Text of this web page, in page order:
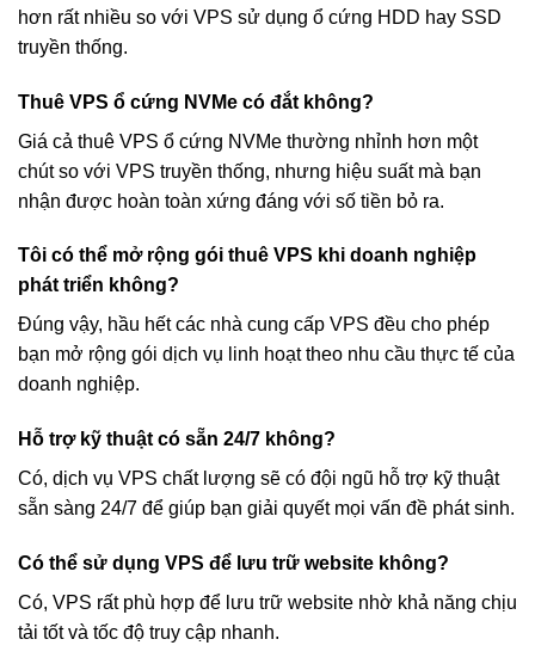
hơn rất nhiều so với VPS sử dụng ổ cứng HDD hay SSD
truyền thống.
Thuê VPS ổ cứng NVMe có đắt không?
Giá cả thuê VPS ổ cứng NVMe thường nhỉnh hơn một
chút so với VPS truyền thống, nhưng hiệu suất mà bạn
nhận được hoàn toàn xứng đáng với số tiền bỏ ra.
Tôi có thể mở rộng gói thuê VPS khi doanh nghiệp
phát triển không?
Đúng vậy, hầu hết các nhà cung cấp VPS đều cho phép
bạn mở rộng gói dịch vụ linh hoạt theo nhu cầu thực tế của
doanh nghiệp.
Hỗ trợ kỹ thuật có sẵn 24/7 không?
Có, dịch vụ VPS chất lượng sẽ có đội ngũ hỗ trợ kỹ thuật
sẵn sàng 24/7 để giúp bạn giải quyết mọi vấn đề phát sinh.
Có thể sử dụng VPS để lưu trữ website không?
Có, VPS rất phù hợp để lưu trữ website nhờ khả năng chịu
tải tốt và tốc độ truy cập nhanh.